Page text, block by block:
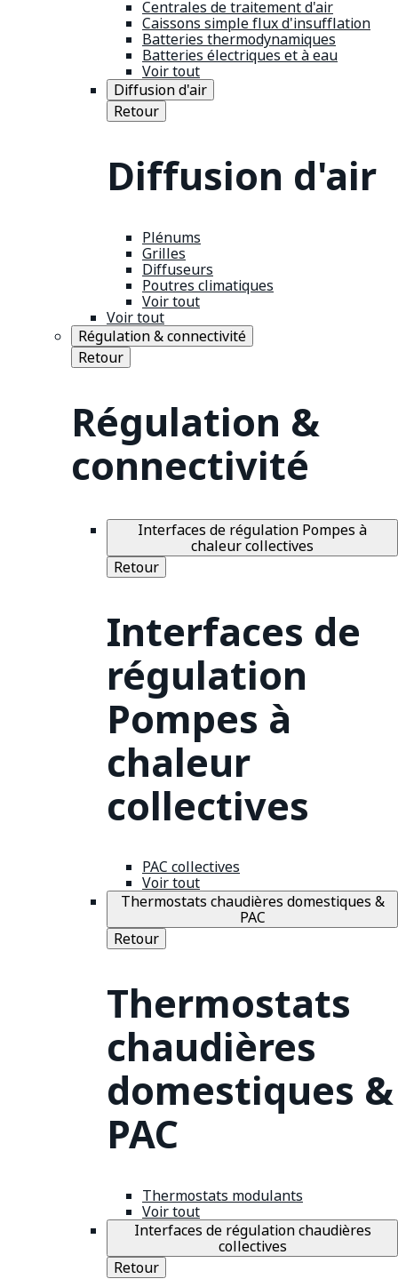
Centrales de traitement d'air
Caissons simple flux d'insufflation
Batteries thermodynamiques
Batteries électriques et à eau
Voir tout
Diffusion d'air
Retour
Diffusion d'air
Plénums
Grilles
Diffuseurs
Poutres climatiques
Voir tout
Voir tout
Régulation & connectivité
Retour
Régulation &
connectivité
Interfaces de régulation Pompes à
chaleur collectives
Retour
Interfaces de
régulation
Pompes à
chaleur
collectives
PAC collectives
Voir tout
Thermostats chaudières domestiques &
PAC
Retour
Thermostats
chaudières
domestiques &
PAC
Thermostats modulants
Voir tout
Interfaces de régulation chaudières
collectives
Retour